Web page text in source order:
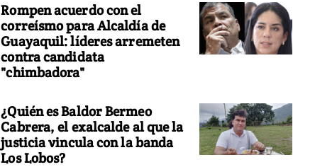
Rompen acuerdo con el
correísmo para Alcaldía de
Guayaquil: líderes arremeten
contra candidata
"chimbadora"
¿Quién es Baldor Bermeo
Cabrera, el exalcalde al que la
justicia vincula con la banda
Los Lobos?